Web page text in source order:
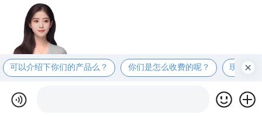
可以介绍下你们的产品么？ 你们是怎么收费的呢？ 现在有